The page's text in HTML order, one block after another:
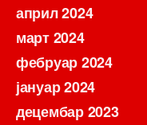
април 2024
март 2024
фебруар 2024
јануар 2024
децембар 2023